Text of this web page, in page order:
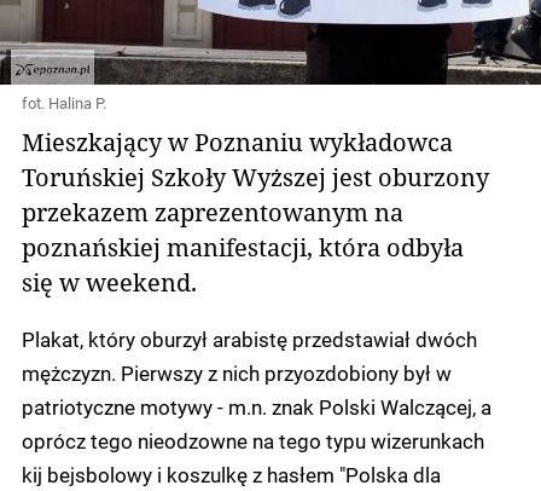
fot. Halina P.
Mieszkający w Poznaniu wykładowca
Toruńskiej Szkoły Wyższej jest oburzony
przekazem zaprezentowanym na
poznańskiej manifestacji, która odbyła
się w weekend.
Plakat, który oburzył arabistę przedstawiał dwóch
mężczyzn. Pierwszy z nich przyozdobiony był w
patriotyczne motywy - m.n. znak Polski Walczącej, a
oprócz tego nieodzowne na tego typu wizerunkach
kij bejsbolowy i koszulkę z hasłem "Polska dla